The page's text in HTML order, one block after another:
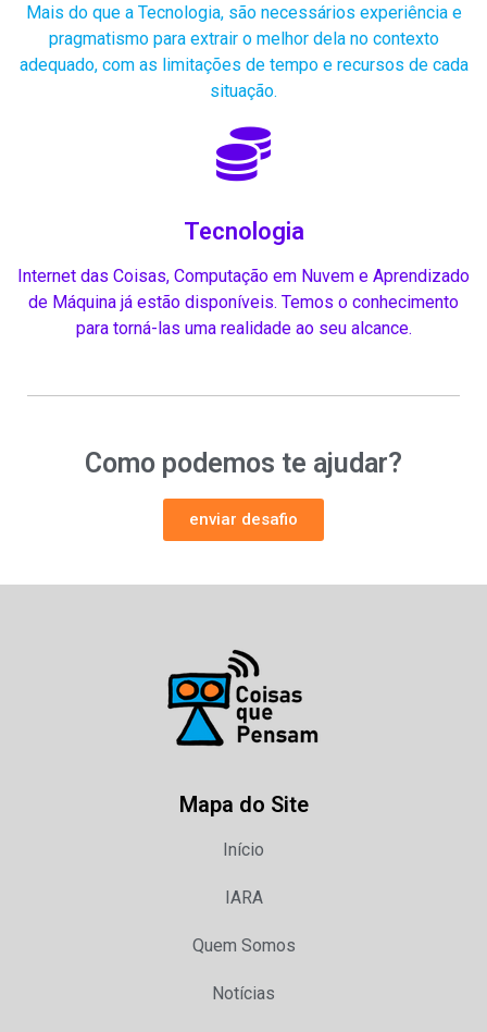
Mais do que a Tecnologia, são necessários experiência e
pragmatismo para extrair o melhor dela no contexto
adequado, com as limitações de tempo e recursos de cada
situação.
Tecnologia
Internet das Coisas, Computação em Nuvem e Aprendizado
de Máquina já estão disponíveis. Temos o conhecimento
para torná-las uma realidade ao seu alcance.
Como podemos te ajudar?
enviar desafio
Mapa do Site
Início
IARA
Quem Somos
Notícias